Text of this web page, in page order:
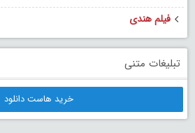
فیلم هندی
تبلیغات متنی
خرید هاست دانلود